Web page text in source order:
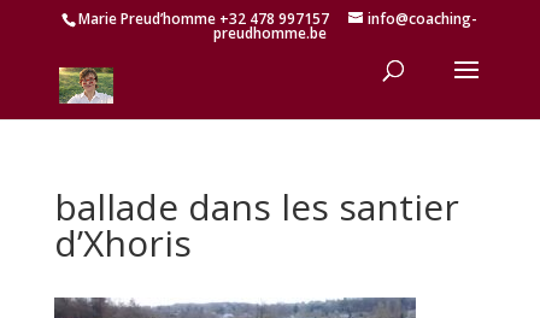
Marie Preud’homme +32 478 997157 info@coaching-
preudhomme.be
ballade dans les santier
d’Xhoris